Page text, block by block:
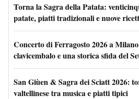
Torna la Sagra della Patata:
patate, piatti tradizionali e nuove
Concerto di Ferragosto 2026 a
clavicembalo e una storica sfida del
San Giùen & Sagra dei Sciatt 2026:
valtellinese tra musica e piatti tipici